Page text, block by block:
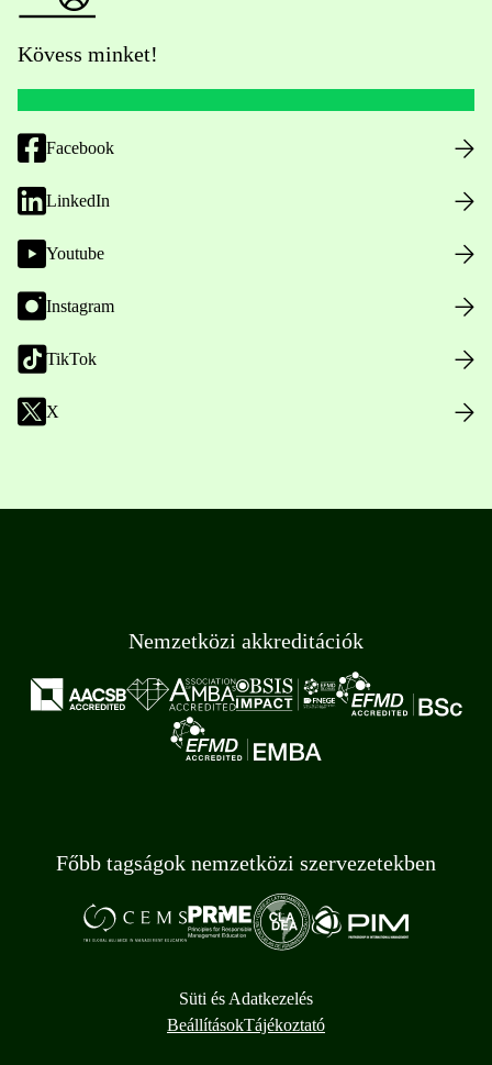
Kövess minket!
Facebook
LinkedIn
Youtube
Instagram
TikTok
X
Nemzetközi akkreditációk
Főbb tagságok nemzetközi szervezetekben
Süti és Adatkezelés
BeállításokTájékoztató